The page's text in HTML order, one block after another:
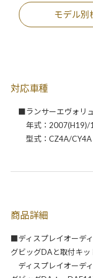
モデル別
対応車種
■ランサーエヴォリ
年式：2007(H19)/
型式：CZ4A/CY4A
商品詳細
■ディスプレイオーデ
グビッグDAと取付キ
ディスプレイオーデ